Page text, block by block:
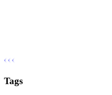
Tags